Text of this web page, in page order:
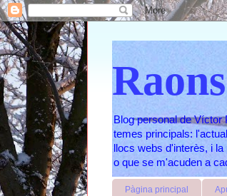
Blog personal de Víctor
temes principals:
llocs webs d'interès, i
o que se m'acuden a
Pàgina principal